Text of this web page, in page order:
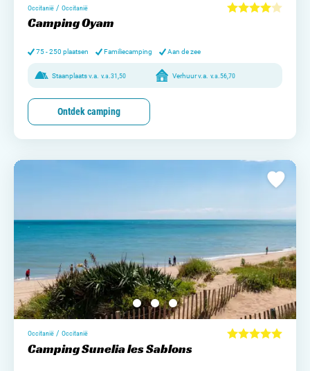
Occitanië / Occitanië
Camping Oyam
75 - 250 plaatsen Familiecamping Aan de zee
Staanplaats v.a. v.a. 31,50 Verhuur v.a. v.a. 56,70
Ontdek camping
Occitanië / Occitanië
Camping Sunelia les Sablons